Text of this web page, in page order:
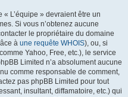
L’équipe » devraient être un
Si vous n’obtenez aucune
le propriétaire du domaine
à une requête WHOIS), ou, si
Yahoo, Free, etc.), le service
Limited n’a absolument aucune
comme responsable de comment,
pas phpBB Limited pour tout
insultant, diffamatoire, etc.) qui